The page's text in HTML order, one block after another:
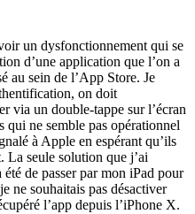
un dysfonctionnement qui se
d’une application que l’on a
au sein de l’App Store. Je
on doit
via un double-tappe sur l’écran
qui ne semble pas opérationnel
à Apple en espérant qu’ils
La seule solution que j’ai
de passer par mon iPad pour
ne souhaitais pas désactiver
l’app depuis l’iPhone X.